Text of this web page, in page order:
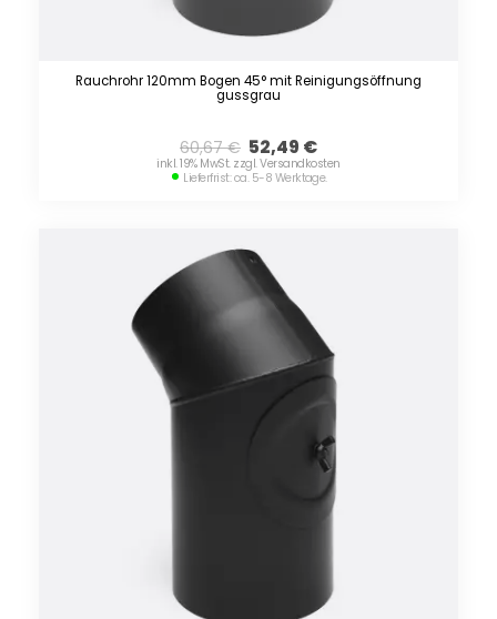
Rauchrohr 120mm Bogen 45° mit Reinigungsöffnung
gussgrau
60,67€ 52,49 €
inkl. 19% MwSt. zzgl. Versandkosten
Lieferfrist: ca. 5-8 Werktage.